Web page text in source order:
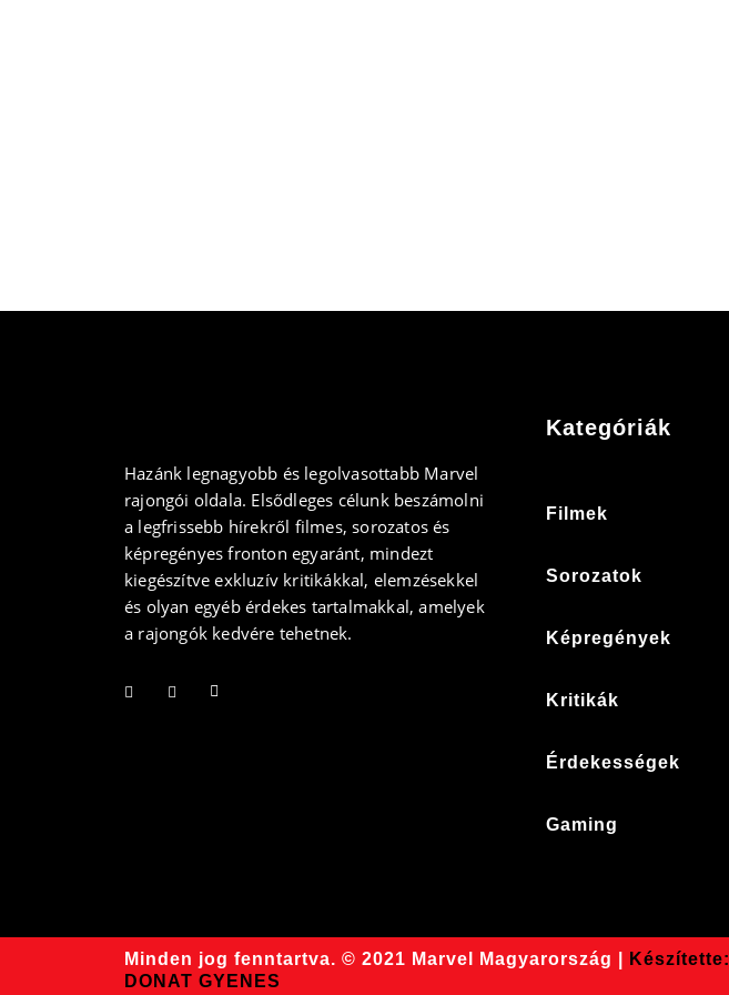
Hazánk legnagyobb és legolvasottabb Marvel
rajongói oldala. Elsődleges célunk beszámolni
a legfrissebb hírekről filmes, sorozatos és
képregényes fronton egyaránt, mindezt
kiegészítve exkluzív kritikákkal, elemzésekkel
és olyan egyéb érdekes tartalmakkal, amelyek
a rajongók kedvére tehetnek.
Kategóriák
Filmek
Sorozatok
Képregények
Kritikák
Érdekességek
Gaming
Minden jog fenntartva. © 2021 Marvel Magyarország |
Készítette:
DONAT GYENES